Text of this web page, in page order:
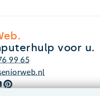
voor u.
99 65